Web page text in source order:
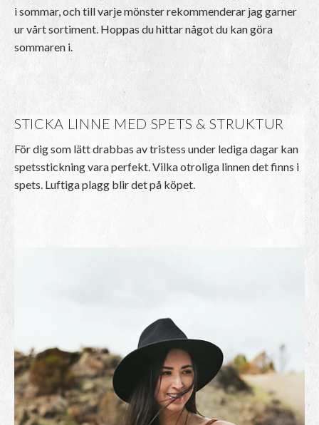
i sommar, och till varje mönster rekommenderar jag garner
ur vårt sortiment. Hoppas du hittar något du kan göra
sommaren i.
STICKA LINNE MED SPETS & STRUKTUR
För dig som lätt drabbas av tristess under lediga dagar kan
spetsstickning vara perfekt. Vilka otroliga linnen det finns i
spets. Luftiga plagg blir det på köpet.